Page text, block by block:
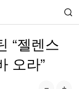
“젤렌스
오라”